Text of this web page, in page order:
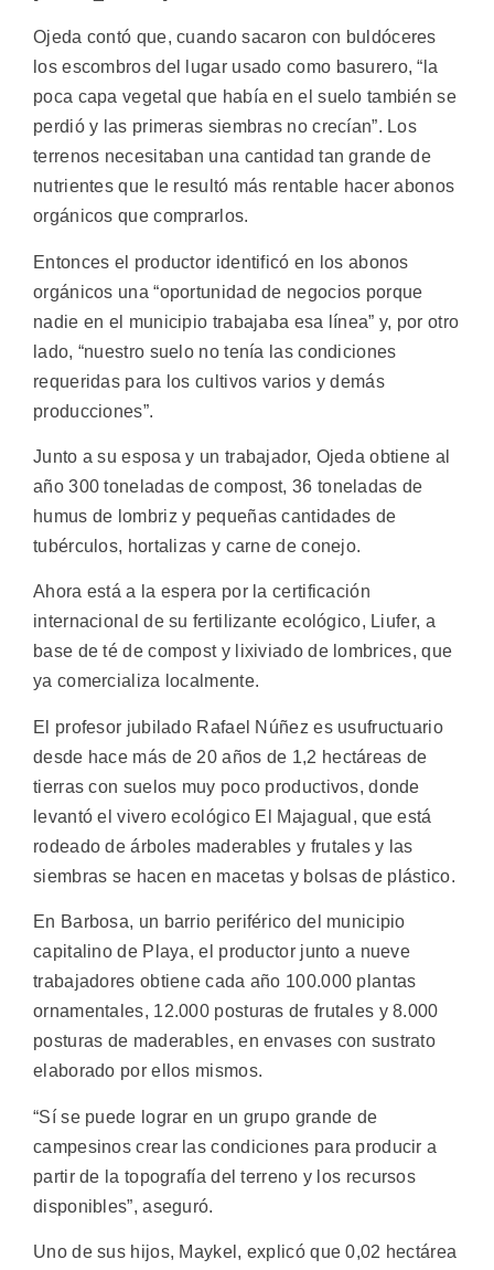
Ojeda contó que, cuando sacaron con buldóceres
los escombros del lugar usado como basurero, “la
poca capa vegetal que había en el suelo también se
perdió y las primeras siembras no crecían”. Los
terrenos necesitaban una cantidad tan grande de
nutrientes que le resultó más rentable hacer abonos
orgánicos que comprarlos.
Entonces el productor identificó en los abonos
orgánicos una “oportunidad de negocios porque
nadie en el municipio trabajaba esa línea” y, por otro
lado, “nuestro suelo no tenía las condiciones
requeridas para los cultivos varios y demás
producciones”.
Junto a su esposa y un trabajador, Ojeda obtiene al
año 300 toneladas de compost, 36 toneladas de
humus de lombriz y pequeñas cantidades de
tubérculos, hortalizas y carne de conejo.
Ahora está a la espera por la certificación
internacional de su fertilizante ecológico, Liufer, a
base de té de compost y lixiviado de lombrices, que
ya comercializa localmente.
El profesor jubilado Rafael Núñez es usufructuario
desde hace más de 20 años de 1,2 hectáreas de
tierras con suelos muy poco productivos, donde
levantó el vivero ecológico El Majagual, que está
rodeado de árboles maderables y frutales y las
siembras se hacen en macetas y bolsas de plástico.
En Barbosa, un barrio periférico del municipio
capitalino de Playa, el productor junto a nueve
trabajadores obtiene cada año 100.000 plantas
ornamentales, 12.000 posturas de frutales y 8.000
posturas de maderables, en envases con sustrato
elaborado por ellos mismos.
“Sí se puede lograr en un grupo grande de
campesinos crear las condiciones para producir a
partir de la topografía del terreno y los recursos
disponibles”, aseguró.
Uno de sus hijos, Maykel, explicó que 0,02 hectárea